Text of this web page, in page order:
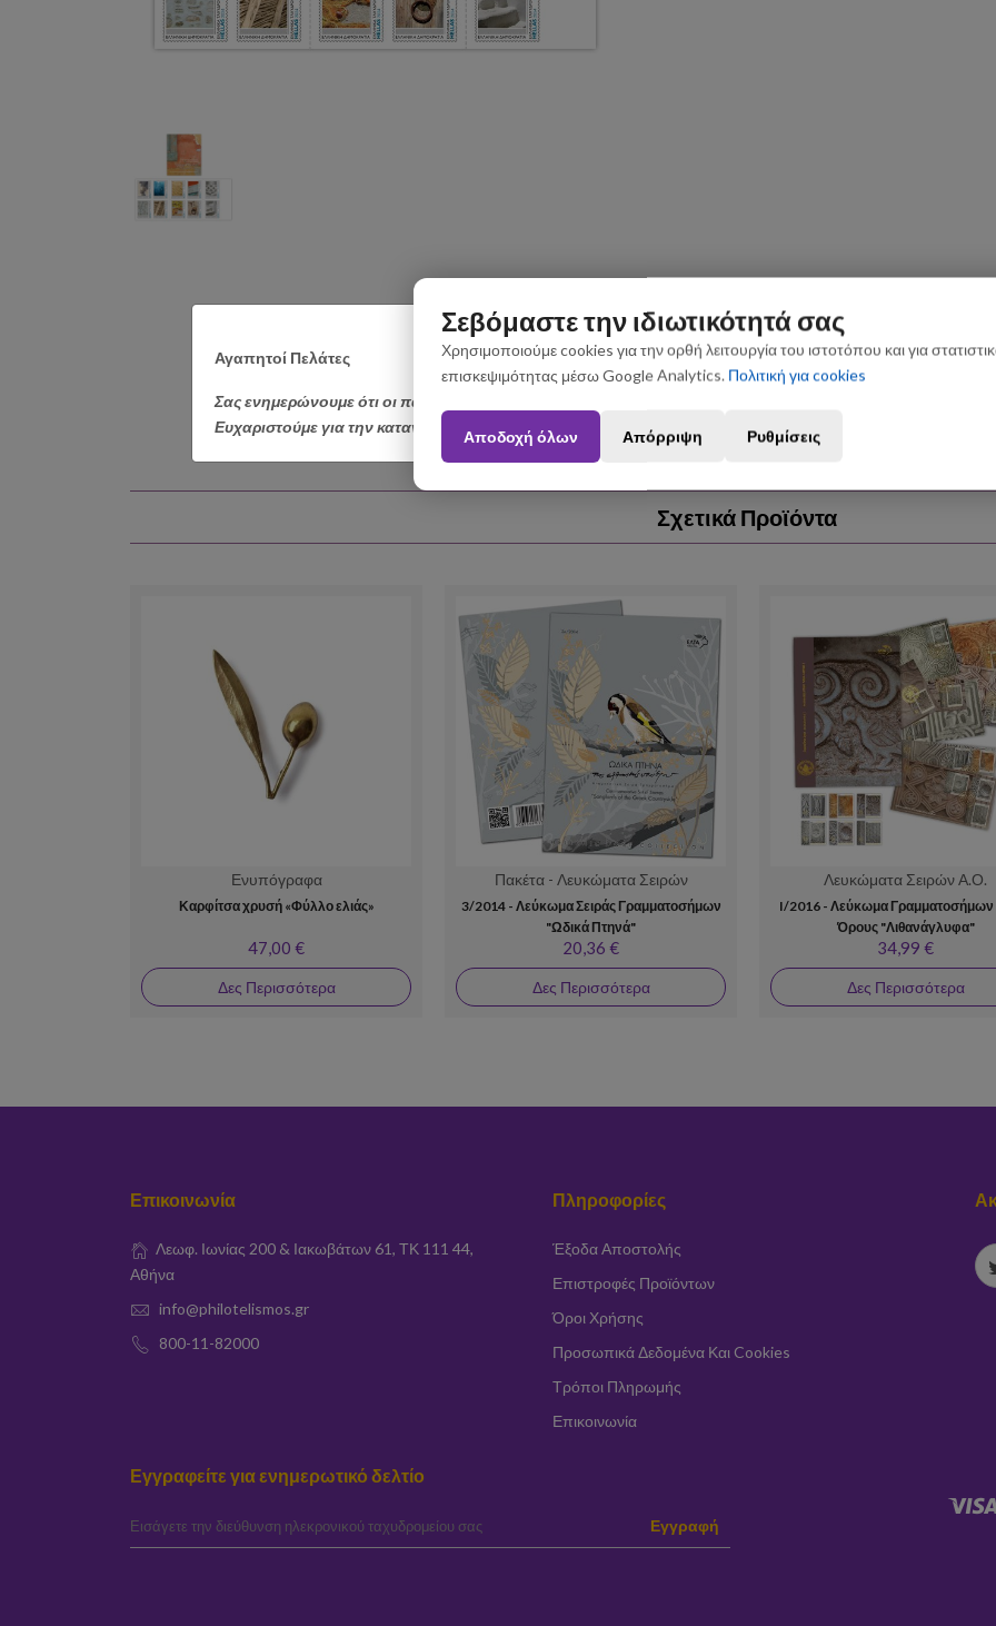
Αγαπητοί Πελάτες
Σας ενημερώνουμε ότι οι παραγγελίες που θα πραγματοποιηθούν από 3 έως 31 Αυγούστου ενδέχεται να
Ευχαριστούμε για την κατανόηση.
Σχετικά Προϊόντα
Ενυπόγραφα
Καρφίτσα χρυσή «Φύλλο ελιάς»
47,00 €
Δες Περισσότερα
Πακέτα - Λευκώματα Σειρών
3/2014 - Λεύκωμα Σειράς Γραμματοσήμων
"Ωδικά Πτηνά"
20,36 €
Δες Περισσότερα
Λευκώματα Σειρών Α.Ο.
I/2016 - Λεύκωμα Γραμματοσήμων
Όρους "Λιθανάγλυφα"
34,99 €
Δες Περισσότερα
Επικοινωνία
Λεωφ. Ιωνίας 200 & Ιακωβάτων 61, ΤΚ 111 44,
Αθήνα
info@philotelismos.gr
800-11-82000
Πληροφορίες
Έξοδα Αποστολής
Επιστροφές Προϊόντων
Όροι Χρήσης
Προσωπικά Δεδομένα Και Cookies
Τρόποι Πληρωμής
Επικοινωνία
Εγγραφείτε για ενημερωτικό δελτίο
elta Εγγραφή
Σεβόμαστε την ιδιωτικότητά σας
Χρησιμοποιούμε cookies για την ορθή λειτουργία του ιστοτόπου και για
επισκεψιμότητας μέσω Google Analytics. Πολιτική για cookies
Αποδοχή όλων Απόρριψη Ρυθμίσεις